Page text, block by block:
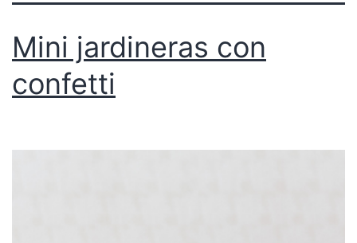
Mini jardineras con
confetti